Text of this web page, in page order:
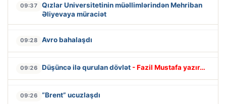
09:37
Qızlar Universitetinin müəllimlərindən Mehriban
Əliyevaya müraciət
09:28 Avro bahalaşdı
09:26 Düşüncə ilə qurulan dövlət - Fazil Mustafa yazır…
09:26 “Brent” ucuzlaşdı